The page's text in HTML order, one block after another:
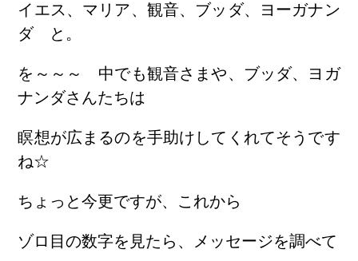
イエス、マリア、観音、ブッダ、ヨーガナン
ダ と。
を～～～ 中でも観音さまや、ブッダ、ヨガ
ナンダさんたちは
瞑想が広まるのを手助けしてくれてそうです
ね☆
ちょっと今更ですが、これから
ゾロ目の数字を見たら、メッセージを調べて